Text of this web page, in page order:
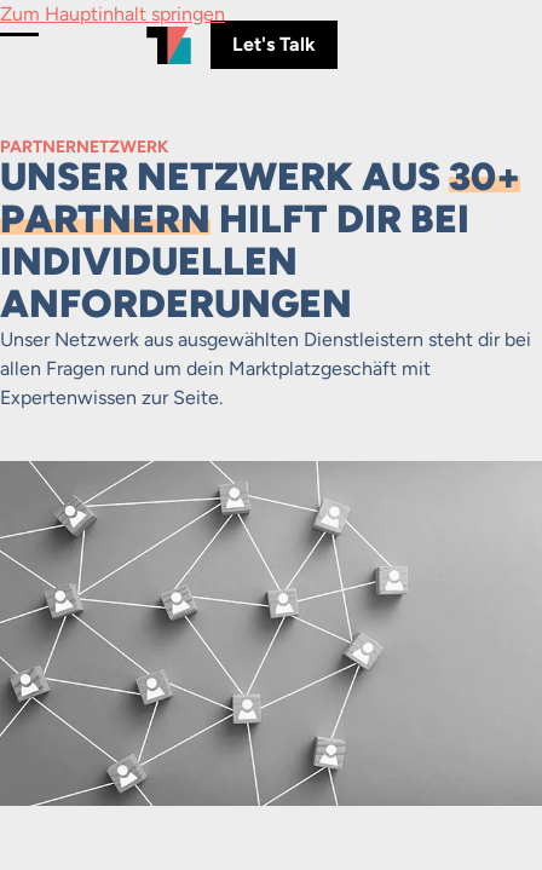
Zum Hauptinhalt springen
Menü umschalten
Let's Talk
PARTNERNETZWERK
UNSER NETZWERK AUS30+
PARTNERN HILFT DIR BEI
INDIVIDUELLEN
ANFORDERUNGEN
Unser Netzwerk aus ausgewählten Dienstleistern steht dir bei
allen Fragen rund um dein Marktplatzgeschäft mit
Expertenwissen zur Seite.